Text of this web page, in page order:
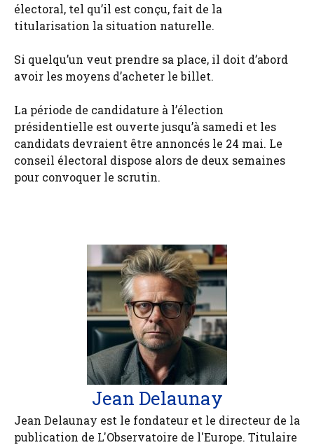
électoral, tel qu’il est conçu, fait de la
titularisation la situation naturelle.
Si quelqu’un veut prendre sa place, il doit d’abord
avoir les moyens d’acheter le billet.
La période de candidature à l’élection
présidentielle est ouverte jusqu’à samedi et les
candidats devraient être annoncés le 24 mai. Le
conseil électoral dispose alors de deux semaines
pour convoquer le scrutin.
Jean Delaunay
Jean Delaunay est le fondateur et le directeur de la
publication de L'Observatoire de l'Europe. Titulaire